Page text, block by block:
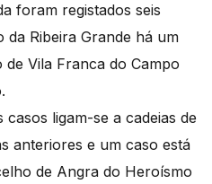
foram registados seis
Ribeira Grande há um
Vila Franca do Campo
ligam-se a cadeias de
anteriores e um caso está
de Angra do Heroísmo